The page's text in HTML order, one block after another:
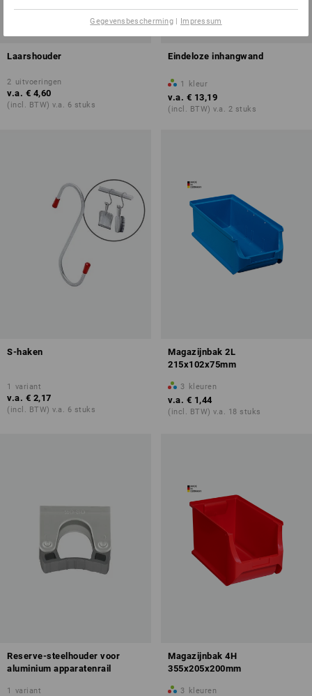
Laarshouder
2 uitvoeringen
v.a. € 4,60
(incl. BTW) v.a. 6 stuks
Eindeloze inhangwand
1 kleur
v.a. € 13,19
(incl. BTW) v.a. 2 stuks
S-haken
1 variant
v.a. € 2,17
(incl. BTW) v.a. 6 stuks
Magazijnbak 2L
215x102x75mm
3 kleuren
v.a. € 1,44
(incl. BTW) v.a. 18 stuks
Reserve-steelhouder voor
aluminium apparatenrail
1 variant
Magazijnbak 4H
355x205x200mm
3 kleuren
Gegevensbescherming | Impressum